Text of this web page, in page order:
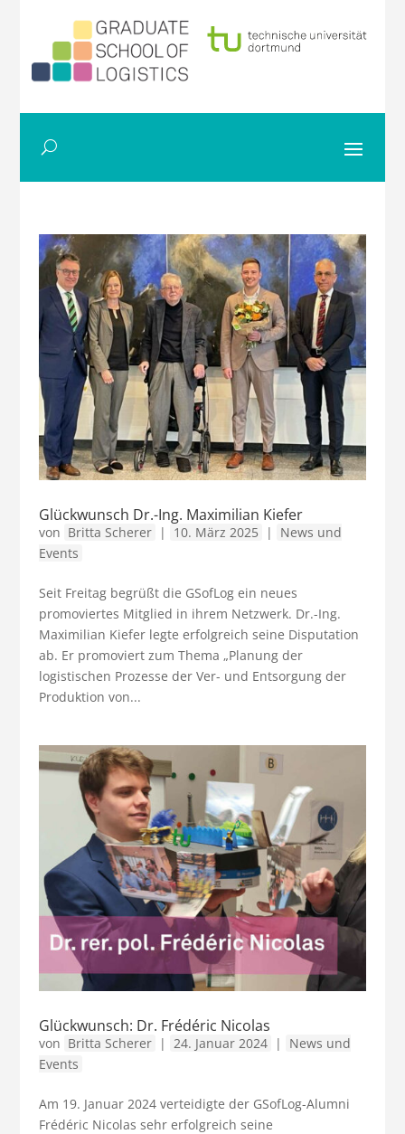
Glückwunsch Dr.-Ing. Maximilian Kiefer
von Britta Scherer | 10. März 2025 |
News und
Events
Seit Freitag begrüßt die GSofLog ein neues
promoviertes Mitglied in ihrem Netzwerk. Dr.-Ing.
Maximilian Kiefer legte erfolgreich seine Disputation
ab. Er promoviert zum Thema „Planung der
logistischen Prozesse der Ver- und Entsorgung der
Produktion von...
Glückwunsch: Dr. Frédéric Nicolas
von Britta Scherer | 24. Januar 2024 |
News und
Events
Am 19. Januar 2024 verteidigte der GSofLog-Alumni
Frédéric Nicolas sehr erfolgreich seine